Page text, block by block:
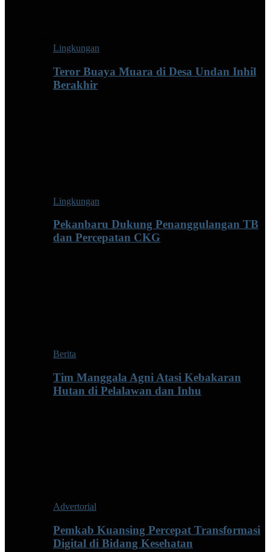
Lingkungan
Teror Buaya Muara di Desa Undan Inhil
Berakhir
Lingkungan
Pekanbaru Dukung Penanggulangan TB
dan Percepatan CKG
Berita
Tim Manggala Agni Atasi Kebakaran
Hutan di Pelalawan dan Inhu
Advertorial
Pemkab Kuansing Percepat Transformasi
Digital di Bidang Kesehatan